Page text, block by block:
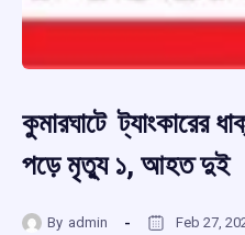
কুমারঘাটে ট্যাংকারের
পড়ে মৃত্যু ১, আহত দুই
By admin Feb 27,